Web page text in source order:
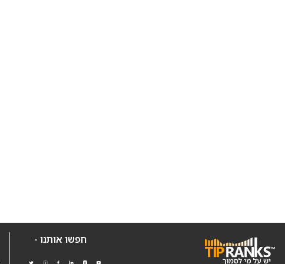
חפשו אותנו -